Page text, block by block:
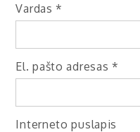
Vardas *
El. pašto adresas *
Interneto puslapis